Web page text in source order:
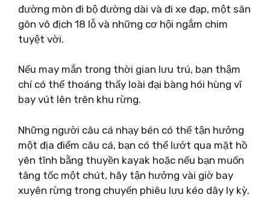
đường mòn đi bộ đường dài và đi xe đạp, một sân
gôn vô địch 18 lỗ và những cơ hội ngắm chim
tuyệt vời.
Nếu may mắn trong thời gian lưu trú, bạn thậm
chí có thể thoáng thấy loài đại bàng hói hùng vĩ
bay vút lên trên khu rừng.
Những người câu cá nhạy bén có thể tận hưởng
một địa điểm câu cá, bạn có thể lướt qua mặt hồ
yên tĩnh bằng thuyền kayak hoặc nếu bạn muốn
tăng tốc một chút, hãy tận hưởng vài giờ bay
xuyên rừng trong chuyến phiêu lưu kéo dây ly kỳ.